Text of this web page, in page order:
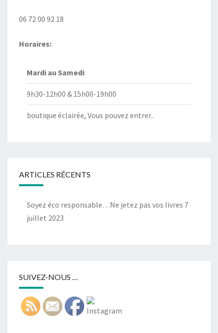
06 72 00 92 18
Horaires:
Mardi au Samedi:
9h30-12h00 & 15h00-19h00
boutique éclairée, Vous pouvez entrer..
ARTICLES RÉCENTS
Soyez éco responsable…Ne jetez pas vos livres 7
juillet 2023
SUIVEZ-NOUS …